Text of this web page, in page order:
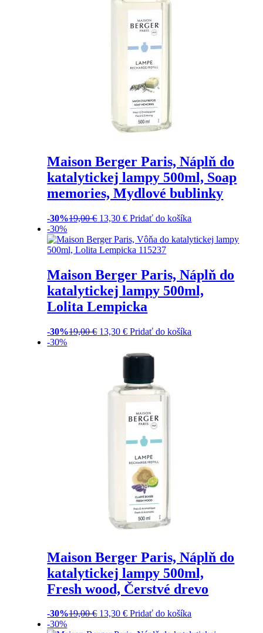
Maison Berger Paris, Náplň do
katalytickej lampy 500ml, Soap
memories, Mydlové bublinky
-30%19,00€ 13,30€ Pridať do košíka
-30%
Maison Berger Paris, Náplň do
katalytickej lampy 500ml,
Lolita Lempicka
-30%19,00€ 13,30€ Pridať do košíka
-30%
Maison Berger Paris, Náplň do
katalytickej lampy 500ml,
Fresh wood, Čerstvé drevo
-30%19,00€ 13,30€ Pridať do košíka
-30%